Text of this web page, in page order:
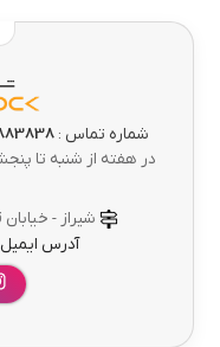
شماره تماس :
شیراز - خیابان
آدرس